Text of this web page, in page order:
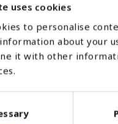
uses cookies
to personalise
about your
it with other
problem i
grund av att